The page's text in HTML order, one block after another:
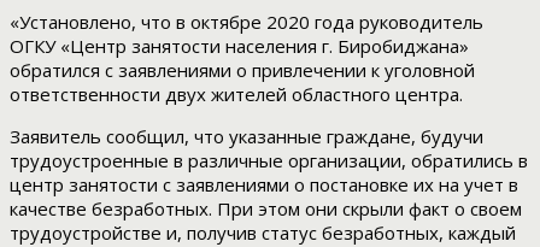
«Установлено, что в октябре 2020 года руководитель
ОГКУ «Центр занятости населения г. Биробиджана»
обратился с заявлениями о привлечении к уголовной
ответственности двух жителей областного центра.
Заявитель сообщил, что указанные граждане, будучи
трудоустроенные в различные организации, обратились в
центр занятости с заявлениями о постановке их на учет в
качестве безработных. При этом они скрыли факт о своем
трудоустройстве и, получив статус безработных, каждый